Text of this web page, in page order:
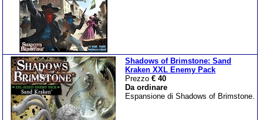
Shadows of Brimstone: Sand
Kraken XXL Enemy Pack
Prezzo € 40
Da ordinare
Espansione di Shadows of Brimstone.